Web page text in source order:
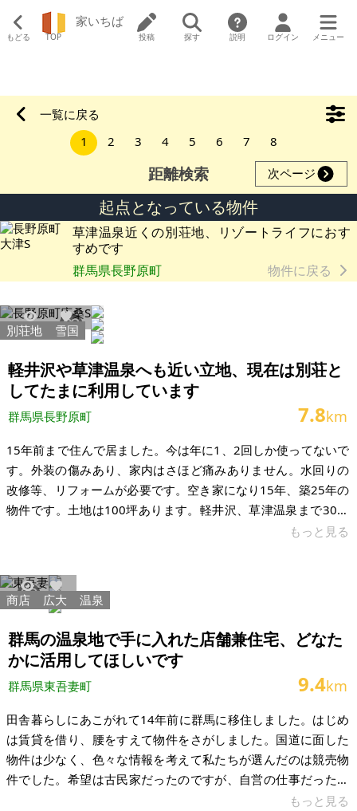
もどる TOP
家いちば
投稿 探す 説明 ログイン メニュー
一覧に戻る
1
2 3 4 5 6 7 8
距離検索 次ページ
起点となっている物件
草津温泉近くの別荘地、リゾートライフにおす
すめです
群馬県長野原町
物件に戻る
50627 476
別荘地 雪国
軽井沢や草津温泉へも近い立地、現在は別荘と
してたまに利用しています
群馬県長野原町 7.8km
15年前まで住んで居ました。今は年に1、2回しか使ってないで
す。外装の傷みあり、家内はさほど痛みありません。水回りの
改修等、リフォームが必要です。空き家になり15年、築25年の
物件です。土地は100坪あります。軽井沢、草津温泉まで30分
県吾妻郡長野原町応桑 土地：約100坪 建物：3LDK/77㎡ 構造：
木造 現況： 希望価格：500万円 ※現状有姿、および公簿売買で
のお取引きとなります。
もっと見る
46723159
商店 広大 温泉
群馬の温泉地で手に入れた店舗兼住宅、どなた
かに活用してほしいです
群馬県東吾妻町 9.4km
田舎暮らしにあこがれて14年前に群馬に移住しました。はじめ
は賃貸を借り、腰をすえて物件をさがしました。国道に面した
物件は少なく、色々な情報を考えて私たちが選んだのは競売物
件でした。希望は古民家だったのですが、自営の仕事だったの
で交通、立地を考慮しました。駐車場(5～6台)が有り、国道に
もっと見る